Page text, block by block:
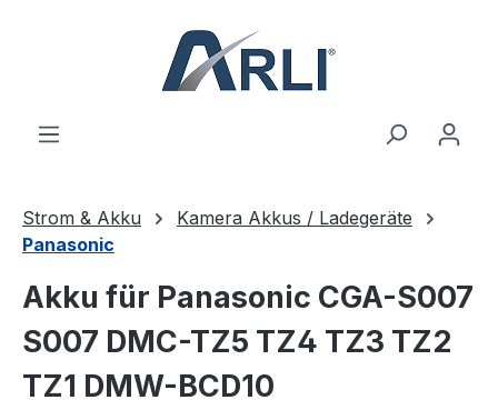
Strom & Akku
Kamera Akkus / Ladegeräte
Panasonic
Akku für Panasonic CGA-S007
S007 DMC-TZ5 TZ4 TZ3 TZ2
TZ1 DMW-BCD10